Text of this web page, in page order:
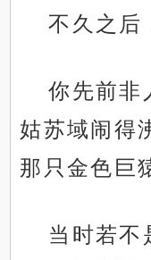
不久之后
你先前非
姑苏域闹得
那只金色巨
当时若不